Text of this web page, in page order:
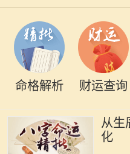
命格解析 财运查询
从生
化